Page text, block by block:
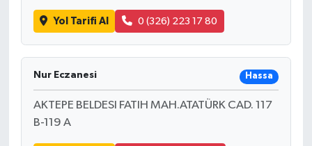
Yol Tarifi Al 0 (326) 223 17 80
Nur Eczanesi Hassa
AKTEPE BELDESI FATIH MAH.ATATÜRK CAD. 117
B-119 A